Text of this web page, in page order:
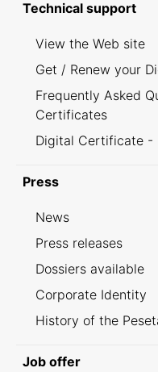
Technical support
View the Web site
Get / Renew your
Frequently Asked
Certificates
Digital Certificate -
Press
News
Press releases
Dossiers available
Corporate Identity
History of the
Job offer